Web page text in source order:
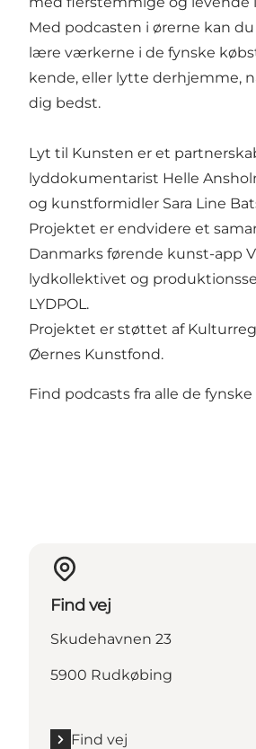
Med podcasten i ørerne kan
lære værkerne i de fynske
kende, eller lytte derhjemme,
dig bedst.
Lyt til Kunsten er et
lyddokumentarist Helle
og kunstformidler Sara Line
Projektet er endvidere et
Danmarks førende kunst-app
lydkollektivet og
LYDPOL.
Projektet er støttet af
Øernes Kunstfond.
Find podcasts fra alle de
Find vej
Skudehavnen 23
5900 Rudkøbing
Find vej